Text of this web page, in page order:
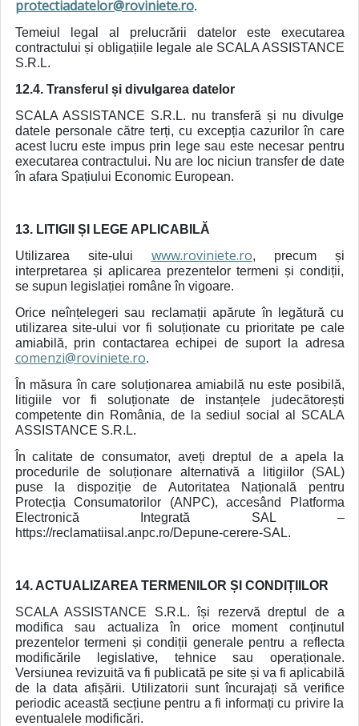
protectiadatelor@roviniete.ro.
Temeiul legal al prelucrării datelor este executarea
contractului și obligațiile legale ale SCALA ASSISTANCE
S.R.L.
12.4. Transferul și divulgarea datelor
SCALA ASSISTANCE S.R.L. nu transferă și nu divulge
datele personale către terți, cu excepția cazurilor în care
acest lucru este impus prin lege sau este necesar pentru
executarea contractului. Nu are loc niciun transfer de date
în afara Spațiului Economic European.
13. LITIGII ȘI LEGE APLICABILĂ
Utilizarea site-ului www.roviniete.ro, precum și
interpretarea și aplicarea prezentelor termeni și condiții,
se supun legislației române în vigoare.
Orice neînțelegeri sau reclamații apărute în legătură cu
utilizarea site-ului vor fi soluționate cu prioritate pe cale
amiabilă, prin contactarea echipei de suport la adresa
comenzi@roviniete.ro.
În măsura în care soluționarea amiabilă nu este posibilă,
litigiile vor fi soluționate de instanțele judecătorești
competente din România, de la sediul social al SCALA
ASSISTANCE S.R.L.
În calitate de consumator, aveți dreptul de a apela la
procedurile de soluționare alternativă a litigiilor (SAL)
puse la dispoziție de Autoritatea Națională pentru
Protecția Consumatorilor (ANPC), accesând Platforma
Electronică Integrată SAL –
https://reclamatiisal.anpc.ro/Depune-cerere-SAL.
14. ACTUALIZAREA TERMENILOR ȘI CONDIȚIILOR
SCALA ASSISTANCE S.R.L. își rezervă dreptul de a
modifica sau actualiza în orice moment conținutul
prezentelor termeni și condiții generale pentru a reflecta
modificările legislative, tehnice sau operaționale.
Versiunea revizuită va fi publicată pe site și va fi aplicabilă
de la data afișării. Utilizatorii sunt încurajați să verifice
periodic această secțiune pentru a fi informați cu privire la
eventualele modificări.